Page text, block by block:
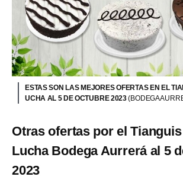
ESTAS SON LAS MEJORES OFERTAS EN EL
UCHA AL 5 DE OCTUBRE 2023(BODEGA
Otras ofertas por el
Lucha Bodega Aurrerá al 5
2023